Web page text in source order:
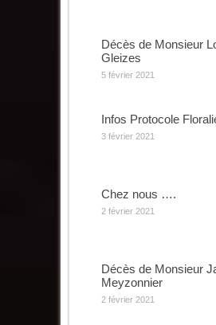
Décès de Monsieur
Gleizes
5 février 2021
Infos Protocole
3 février 2021
Chez nous ….
2 février 2021
Décès de Monsieur
Meyzonnier
2 février 2021